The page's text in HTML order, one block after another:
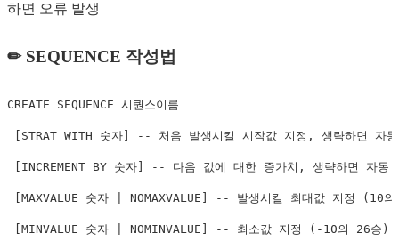
하면 오류 발생
✏ SEQUENCE 작성법
CREATE SEQUENCE 시퀀스이름
[ STRAT WITH 숫자] -- 처음 발생시킬 시작값 지정, 생략하면 자
[ INCREMENT BY 숫자] -- 다음 값에 대한 증가치, 생략하면 자동
[MAXVALUE 숫자 NOMAXVALUE ] -- 발생시킬 최대값 지정 (10
[MINVALUE 숫자 NOMINVALUE ] -- 최소값 지정 (-10의 26승)